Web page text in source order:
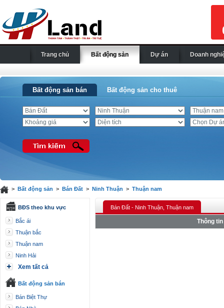
Trang chủ Bất động sản Dự án Doanh
Bất động sản bán Bất động sản cho thuê
> Bất động sản > Bán Đất> Ninh Thuận > Thuận nam
BĐS theo khu vực
Bắc ái
Thuận bắc
Thuận nam
Ninh Hải
Xem tất cả
Bất động sản bán
Bán Biệt Thự
Bán Đất - Ninh Thuận, Thuận nam
Thông